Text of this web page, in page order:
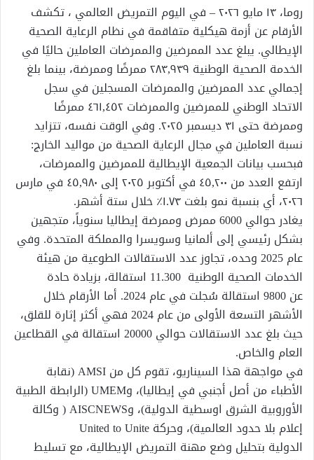
روما، ١٣ مايو ٢٠٢٦ – في اليوم التمريض العالمي ، تكشف
الأرقام عن أزمة هيكلية متفاقمة في نظام الرعاية الصحية
الإيطالي. يبلغ عدد الممرضين والممرضات العاملين حاليًا في
الخدمة الصحية الوطنية ٢٨٣,٩٣٩ ممرضًا وممرضة، بينما بلغ
إجمالي عدد الممرضين والممرضات المسجلين في سجل
الاتحاد الوطني للممرضين والممرضات ٤٦١,٤٥٢ ممرضًا
وممرضة حتى ٣١ ديسمبر ٢٠٢٥. وفي الوقت نفسه، تتزايد
نسبة العاملين في مجال الرعاية الصحية من مواليد الخارج:
فبحسب بيانات الجمعية الإيطالية للممرضين والممرضات،
ارتفع العدد من ٤٥,٢٠٠ في أكتوبر ٢٠٢٥ إلى ٤٥,٩٨٠ في مارس
٢٠٢٦، أي بنسبة نمو بلغت ١.٧٣٪ خلال ستة أشهر.
يغادر حوالي 6000 ممرض وممرضة إيطاليا سنوياً، متجهين
بشكل رئيسي إلى ألمانيا وسويسرا والمملكة المتحدة. وفي
عام 2025 وحده، تجاوز عدد الاستقالات الطوعية من هيئة
الخدمات الصحية الوطنية 11.300 استقالة، بزيادة حادة
عن 9800 استقالة سُجلت في عام 2024. أما الأرقام خلال
الأشهر التسعة الأولى من عام 2024 فهي أكثر إثارة للقلق،
حيث بلغ عدد الاستقالات حوالي 20000 استقالة في القطاعين
العام والخاص.
في مواجهة هذا السيناريو، تقوم كل من AMSI (نقابة
الأطباء من أصل أجنبي في إيطاليا)، وUMEM (الرابطة الطبية
الأوروبية الشرق اوسطية الدولية)، وAISCNEWS ( وكالة
إعلام بلا حدود العالمية)، وحركة United to Unite
الدولية بتحليل وضع مهنة التمريض الإيطالية، مع تسليط